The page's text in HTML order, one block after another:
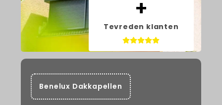
+
Tevreden klanten
Benelux Dakkapellen